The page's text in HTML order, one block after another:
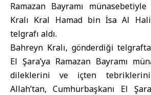
Ramazan Bayramı münasebetiyle
Kralı Kral Hamad bin İsa Al
telgrafı aldı.
Bahreyn Kralı, gönderdiği
El Şara’ya Ramazan Bayramı
dileklerini ve içten
Allah’tan, Cumhurbaşkanı El